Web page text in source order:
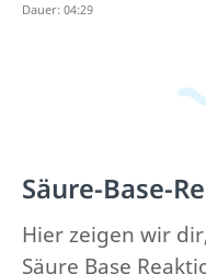
Dauer: 04:29
Säure-Base-
Hier zeigen wir
Säure Base